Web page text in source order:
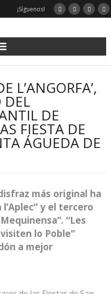
¡Síguenos!
L’ANGORFA’,
DEL
DE
FIESTA DE
ÁGUEDA DE
más original ha
y el tercero
“Les
lo Poble”
a mejor